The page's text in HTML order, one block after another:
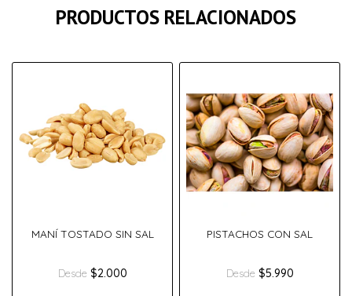
PRODUCTOS RELACIONADOS
MANÍ TOSTADO SIN SAL
Desde $2.000
PISTACHOS CON SAL
Desde $5.990